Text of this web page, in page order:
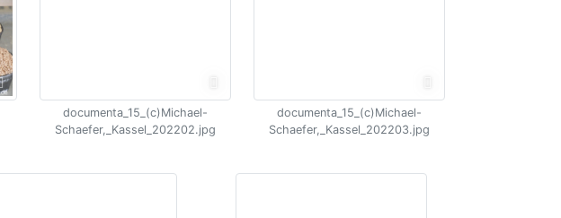
documenta_15_(c)Michael-
Schaefer,_Kassel_202202.jpg
documenta_15_(c)Michael-
Schaefer,_Kassel_202203.jpg